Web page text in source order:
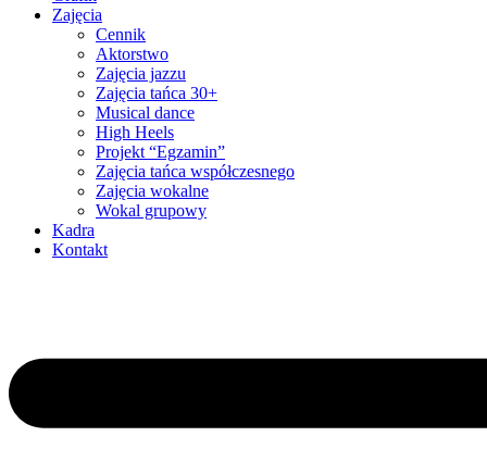
Zajęcia
Cennik
Aktorstwo
Zajęcia jazzu
Zajęcia tańca 30+
Musical dance
High Heels
Projekt “Egzamin”
Zajęcia tańca współczesnego
Zajęcia wokalne
Wokal grupowy
Kadra
Kontakt